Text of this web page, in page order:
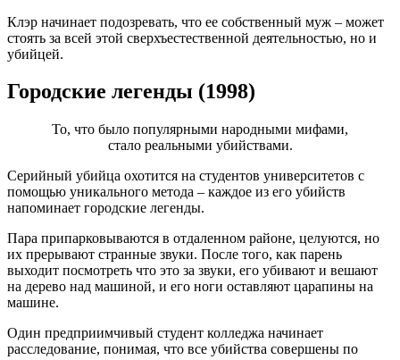
Клэр начинает подозревать, что ее собственный муж – может
стоять за всей этой сверхъестественной деятельностью, но и
убийцей.
Городские легенды (1998)
То, что было популярными народными мифами,
стало реальными убийствами.
Серийный убийца охотится на студентов университетов с
помощью уникального метода – каждое из его убийств
напоминает городские легенды.
Пара припарковываются в отдаленном районе, целуются, но
их прерывают странные звуки. После того, как парень
выходит посмотреть что это за звуки, его убивают и вешают
на дерево над машиной, и его ноги оставляют царапины на
машине.
Один предприимчивый студент колледжа начинает
расследование, понимая, что все убийства совершены по